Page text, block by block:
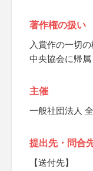
著作権の扱い
入賞作の一切
中央協会に帰属
主催
一般社団法人
提出先・問合
【送付先】